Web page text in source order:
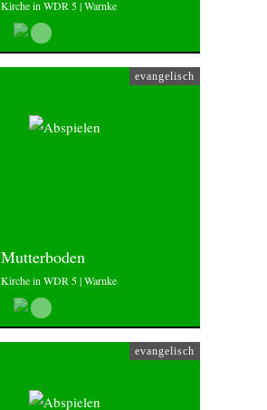
Kirche in WDR 5 | Warnke
evangelisch
Mutterboden
Kirche in WDR 5 | Warnke
evangelisch